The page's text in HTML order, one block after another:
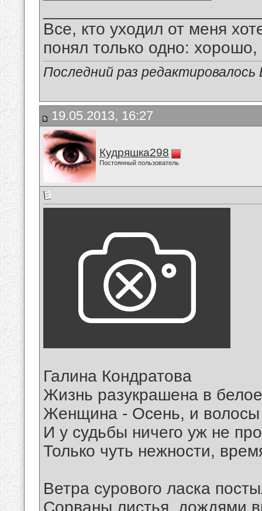
Все, кто уходил от меня
понял только одно:
Последний раз
19.05.2013, 16:27
Кудряшка298
Постоянный пользователь
Галина Кондратова
Жизнь разукрашена в
Женщина - Осень, и волосы
И у судьбы ничего уж не
Только чуть нежности,
Ветра сурового ласка